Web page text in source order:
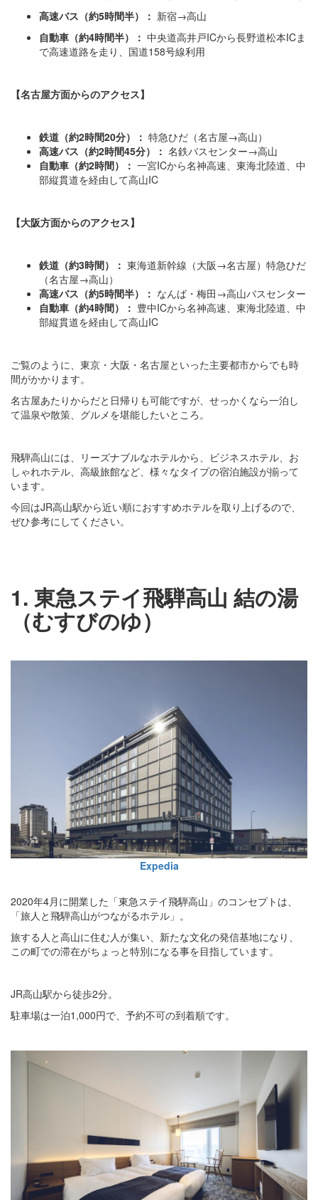
高速バス（約5時間半）： 新宿→高山
自動車（約4時間半）： 中央道高井戸ICから長野道松本ICま
で高速道路を走り、国道158号線利用
【名古屋方面からのアクセス】
鉄道（約2時間20分）： 特急ひだ（名古屋→高山）
高速バス（約2時間45分）： 名鉄バスセンター→高山
自動車（約2時間）： 一宮ICから名神高速、東海北陸道、中
部縦貫道を経由して高山IC
【大阪方面からのアクセス】
鉄道（約3時間）： 東海道新幹線（大阪→名古屋）特急ひだ
（名古屋→高山）
高速バス（約5時間半）： なんば・梅田→高山バスセンター
自動車（約4時間）： 豊中ICから名神高速、東海北陸道、中
部縦貫道を経由して高山IC
ご覧のように、東京・大阪・名古屋といった主要都市からでも時
間がかかります。
名古屋あたりからだと日帰りも可能ですが、せっかくなら一泊し
て温泉や散策、グルメを堪能したいところ。
飛騨高山には、リーズナブルなホテルから、ビジネスホテル、お
しゃれホテル、高級旅館など、様々なタイプの宿泊施設が揃って
います。
今回はJR高山駅から近い順におすすめホテルを取り上げるので、
ぜひ参考にしてください。
1. 東急ステイ飛騨高山 結の湯
（むすびのゆ）
Expedia
2020年4月に開業した「東急ステイ飛騨高山」のコンセプトは、
「旅人と飛騨高山がつながるホテル」。
旅する人と高山に住む人が集い、新たな文化の発信基地になり、
この町での滞在がちょっと特別になる事を目指しています。
JR高山駅から徒歩2分。
駐車場は一泊1,000円で、予約不可の到着順です。